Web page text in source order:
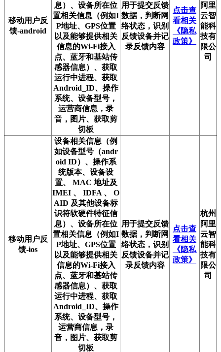
移动用户反
馈-android
息）、设备所在位
置相关信息（例如I
P地址、GPS位置
以及能够提供相关
信息的Wi-Fi接入
点、蓝牙和基站传
感器信息）、获取
运行中进程、获取
Android_ID、操作
系统、设备型号，
运营商信息，录
音，图片、获取剪
切板
用于提交反馈
数据，判断网
络状态，识别
反馈设备并记
录反馈内容
点击查
看相关
《隐私
政策》
阿里
云智
能科
技有
限公
司
移动用户反
馈-ios
设备相关信息（例
如设备型号（andr
oid ID）、操作系
统版本、设备设
置、 MAC 地址及
IMEI 、 IDFA 、 O
AID 及其他设备标
识符软硬件特征信
息）、设备所在位
置相关信息（例如I
P地址、GPS位置
以及能够提供相关
信息的Wi-Fi接入
点、蓝牙和基站传
感器信息）、获取
运行中进程、获取
Android_ID、操作
系统、设备型号，
运营商信息，录
音，图片、获取剪
切板
用于提交反馈
数据，判断网
络状态，识别
反馈设备并记
录反馈内容
点击查
看相关
《隐私
政策》
杭州
阿里
云智
能科
技有
限公
司